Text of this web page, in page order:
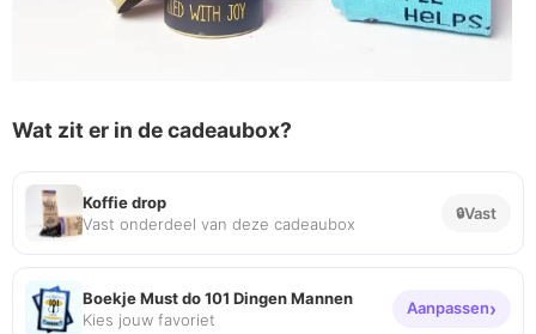
Wat zit er in de cadeaubox?
Koffie drop
Vast onderdeel van deze cadeaubox
Vast
Boekje Must do 101 Dingen Mannen
Kies jouw favoriet
Aanpassen